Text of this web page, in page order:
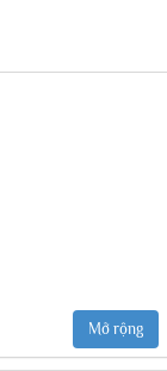
Mở rộng